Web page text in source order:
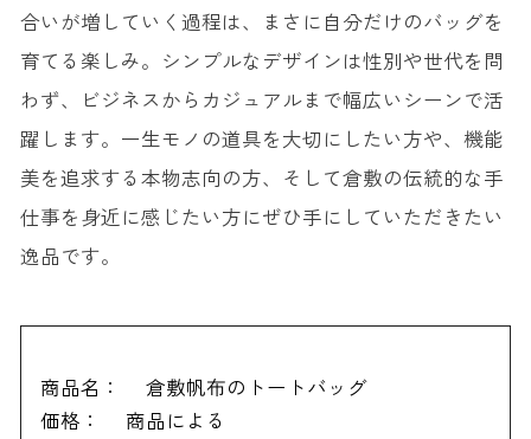
合いが増していく過程は、まさに自分だけのバッグを
育てる楽しみ。シンプルなデザインは性別や世代を問
わず、ビジネスからカジュアルまで幅広いシーンで活
躍します。一生モノの道具を大切にしたい方や、機能
美を追求する本物志向の方、そして倉敷の伝統的な手
仕事を身近に感じたい方にぜひ手にしていただきたい
逸品です。
商品名：
倉敷帆布のトートバッグ
価格：
商品による